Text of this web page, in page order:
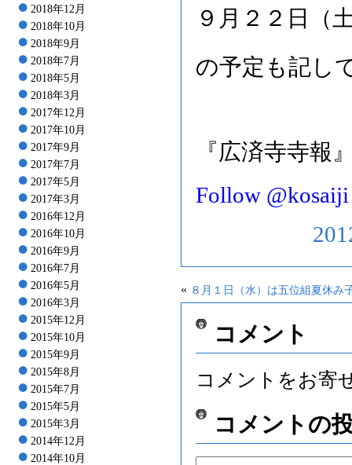
2018年12月
2018年10月
2018年9月
2018年7月
2018年5月
2018年3月
2017年12月
2017年10月
2017年9月
2017年7月
2017年5月
2017年3月
2016年12月
2016年10月
2016年9月
2016年7月
2016年5月
2016年3月
2015年12月
2015年10月
2015年9月
2015年8月
2015年7月
2015年5月
2015年3月
2014年12月
2014年10月
９月２２日（
の予定も記し
『広済寺寺
Follow @kosaiji
« ８月１日（水）は五位組夏休み
コメント
コメントをお寄
コメントの